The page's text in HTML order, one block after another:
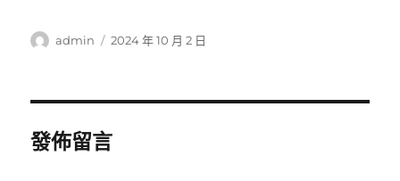
作
admin
發
2024 年 10 月 2 日
發佈留言